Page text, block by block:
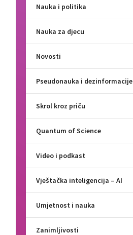
Nauka i politika
Nauka za djecu
Novosti
Pseudonauka i dezinformacije
Skrol kroz priču
Quantum of Science
Video i podkast
Vještačka inteligencija – AI
Umjetnost i nauka
Zanimljivosti